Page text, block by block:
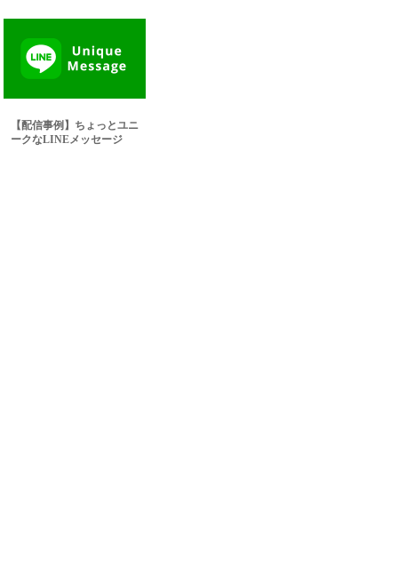
【配信事例】ちょっとユニ
ークなLINEメッセージ